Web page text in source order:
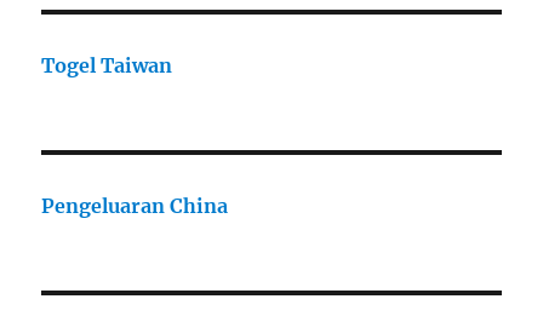
Togel Taiwan
Pengeluaran China